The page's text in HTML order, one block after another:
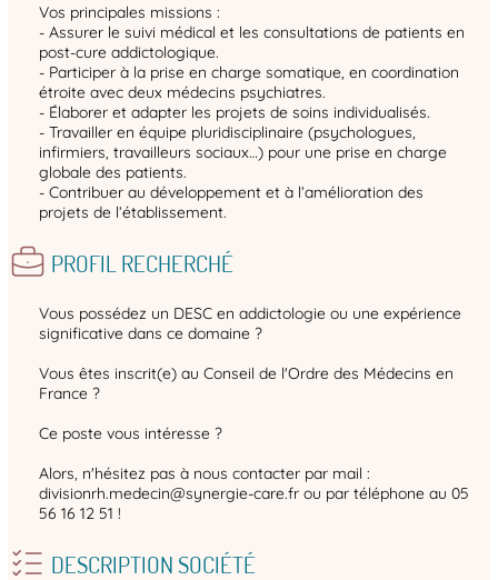
Vos principales missions :
- Assurer le suivi médical et les consultations de patients en
post-cure addictologique.
- Participer à la prise en charge somatique, en coordination
étroite avec deux médecins psychiatres.
- Élaborer et adapter les projets de soins individualisés.
- Travailler en équipe pluridisciplinaire (psychologues,
infirmiers, travailleurs sociaux…) pour une prise en charge
globale des patients.
- Contribuer au développement et à l’amélioration des
projets de l’établissement.
PROFIL RECHERCHÉ
Vous possédez un DESC en addictologie ou une expérience
significative dans ce domaine ?
Vous êtes inscrit(e) au Conseil de l'Ordre des Médecins en
France ?
Ce poste vous intéresse ?
Alors, n'hésitez pas à nous contacter par mail :
divisionrh.medecin@synergie-care.fr ou par téléphone au 05
56 16 12 51 !
DESCRIPTION SOCIÉTÉ